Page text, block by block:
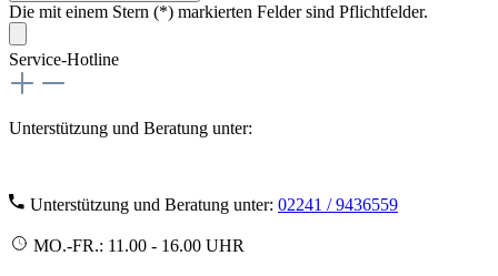
Die mit einem Stern (*) markierten Felder sind Pflichtfelder.
Service-Hotline
Unterstützung und Beratung unter:
Unterstützung und Beratung unter: 02241 / 9436559
MO.-FR.: 11.00 - 16.00 UHR